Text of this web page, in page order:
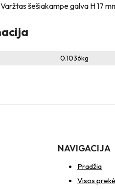
šešiakampe galva H 17
0.1036kg
NAVIGACIJA
Pradžia
Visos